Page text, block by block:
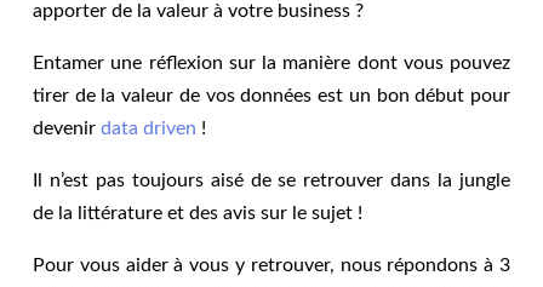
apporter de la valeur à votre business ?
Entamer une réflexion sur la manière dont vous pouvez
tirer de la valeur de vos données est un bon début pour
devenir data driven !
Il n’est pas toujours aisé de se retrouver dans la jungle
de la littérature et des avis sur le sujet !
Pour vous aider à vous y retrouver, nous répondons à 3